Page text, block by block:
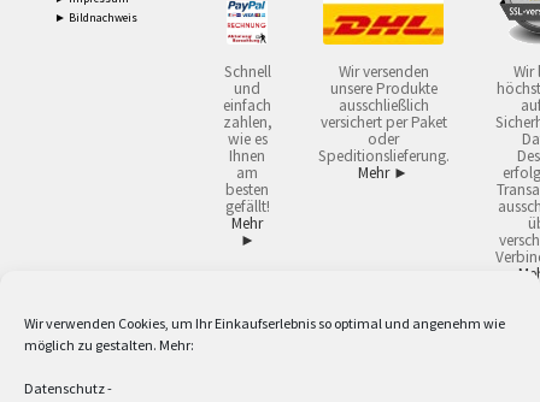
Wir verwenden Cookies, um Ihr Einkaufserlebnis so optimal und angenehm wie
möglich zu gestalten. Mehr:
Datenschutz-
► Bildnachweis
Schnell
und
einfach
zahlen,
wie es
Ihnen
am
besten
gefällt!
Mehr
►
Wir versenden
unsere Produkte
ausschließlich
versichert per Paket
oder
Speditionslieferung.
Mehr ►
Wir
2 Lieferzeiten gelten mit Express-24.
Versandkostenfrei ab 59,90 € Nettowarenwert. Inseln ausgenommen. Unsere